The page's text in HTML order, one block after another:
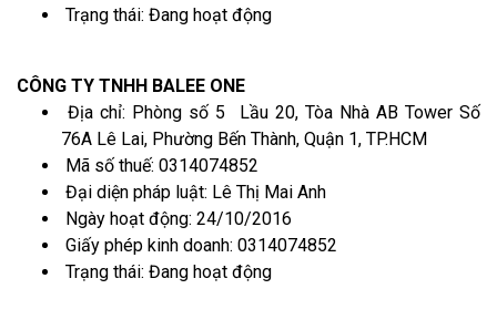
Trạng thái: Đang hoạt động
CÔNG TY TNHH BALEE ONE
Địa chỉ: Phòng số 5 Lầu 20, Tòa Nhà AB Tower Số
76A Lê Lai, Phường Bến Thành, Quận 1, TP.HCM
Mã số thuế: 0314074852
Đại diện pháp luật: Lê Thị Mai Anh
Ngày hoạt động: 24/10/2016
Giấy phép kinh doanh: 0314074852
Trạng thái: Đang hoạt động